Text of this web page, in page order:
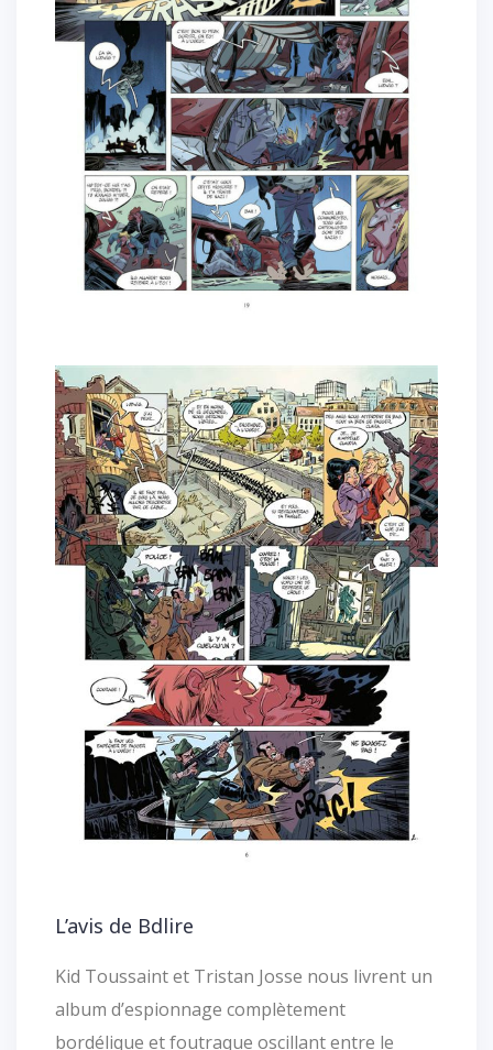
L’avis de Bdlire
Kid Toussaint et Tristan Josse nous livrent un
album d’espionnage complètement
bordélique et foutraque oscillant entre le